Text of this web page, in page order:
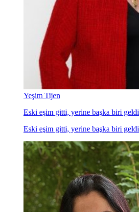
Yeşim Tijen
Eski eşim gitti, yerine başka biri geldi
Eski eşim gitti, yerine başka biri geldi